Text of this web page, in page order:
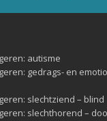
autisme
gedrags- en
slechtziend – blind
slechthorend –